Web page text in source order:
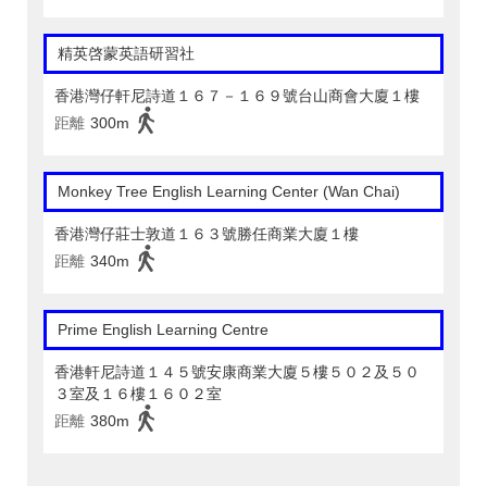
精英啓蒙英語研習社
香港灣仔軒尼詩道１６７－１６９號台山商會大廈１樓
距離 300m
Monkey Tree English Learning Center (Wan Chai)
香港灣仔莊士敦道１６３號勝任商業大廈１樓
距離 340m
Prime English Learning Centre
香港軒尼詩道１４５號安康商業大廈５樓５０２及５０
３室及１６樓１６０２室
距離 380m